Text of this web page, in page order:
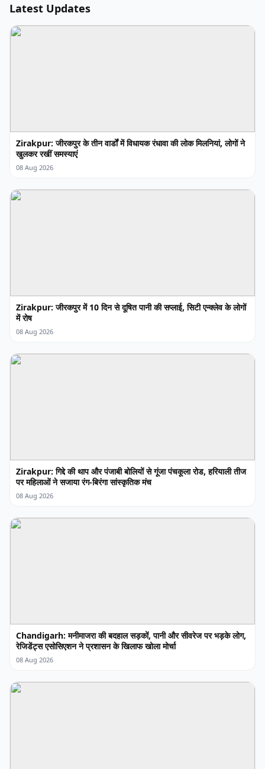
Latest Updates
Zirakpur: जीरकपुर के तीन वार्डों में विधायक रंधावा की लोक मिलनियां, लोगों ने
खुलकर रखीं समस्याएं
08 Aug 2026
Zirakpur: जीरकपुर में 10 दिन से दूषित पानी की सप्लाई, सिटी एन्क्लेव के लोगों
में रोष
08 Aug 2026
Zirakpur: गिद्दे की थाप और पंजाबी बोलियों से गूंजा पंचकूला रोड, हरियाली तीज
पर महिलाओं ने सजाया रंग-बिरंगा सांस्कृतिक मंच
08 Aug 2026
Chandigarh: मनीमाजरा की बदहाल सड़कों, पानी और सीवरेज पर भड़के लोग,
रेजिडेंट्स एसोसिएशन ने प्रशासन के खिलाफ खोला मोर्चा
08 Aug 2026